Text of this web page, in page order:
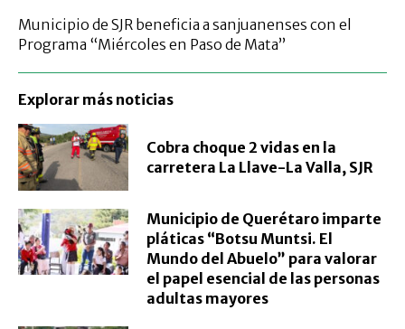
Municipio de SJR beneficia a sanjuanenses con el
Programa “Miércoles en Paso de Mata”
Explorar más noticias
Cobra choque 2 vidas en la
carretera La Llave-La Valla, SJR
Municipio de Querétaro imparte
pláticas “Botsu Muntsi. El
Mundo del Abuelo” para valorar
el papel esencial de las personas
adultas mayores